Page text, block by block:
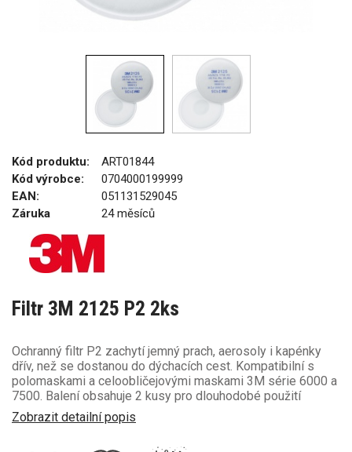
Kód produktu:
ART01844
Kód výrobce:
0704000199999
EAN:
051131529045
Záruka
24 měsíců
Filtr 3M 2125 P2 2ks
Ochranný filtr P2 zachytí jemný prach, aerosoly i kapénky
dřív, než se dostanou do dýchacích cest. Kompatibilní s
polomaskami a celoobličejovými maskami 3M série 6000 a
7500. Balení obsahuje 2 kusy pro dlouhodobé použití
Zobrazit detailní popis